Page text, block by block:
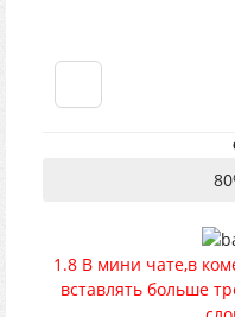
1.8 В мини чате,в
вставлять больше